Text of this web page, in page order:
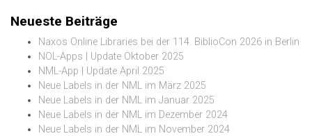
Neueste Beiträge
Naxos Online Libraries bei der 114. BiblioCon 2026 in Berlin
NOL-Apps | Update Oktober 2025
NML-App | Update April 2025
Neue Labels in der NML im März 2025
Neue Labels in der NML im Januar 2025
Neue Labels in der NML im Dezember 2024
Neue Labels in der NML im November 2024